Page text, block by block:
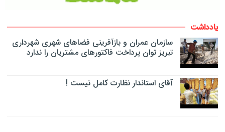
یادداشت
سازمان عمران و بازآفرینی فضاهای شهری شهرداری
تبریز توان پرداخت فاکتورهای مشتریان را ندارد
آقای استاندار نظارت کامل نیست !